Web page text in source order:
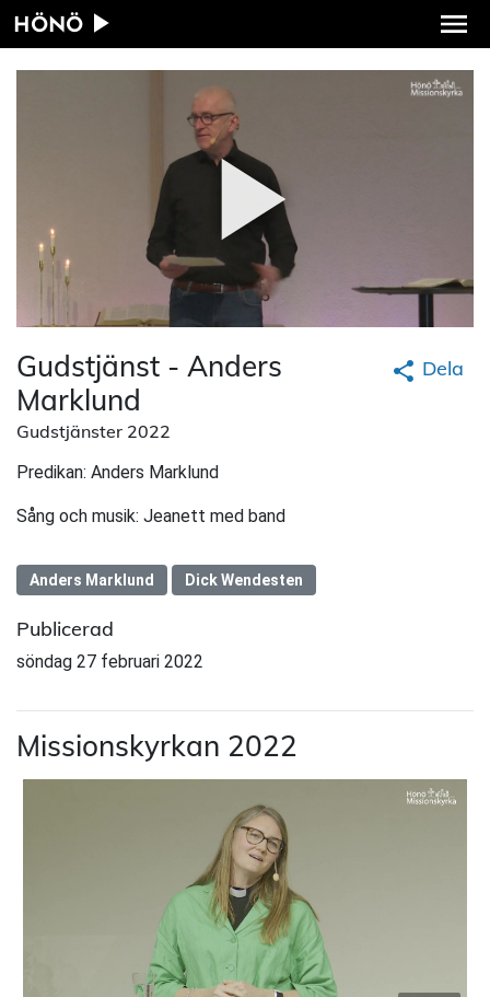
HÖNÖ
Dela
Gudstjänst - Anders
Marklund
Gudstjänster 2022
Predikan: Anders Marklund
Sång och musik: Jeanett med band
Anders Marklund Dick Wendesten
Publicerad
söndag 27 februari 2022
Missionskyrkan 2022